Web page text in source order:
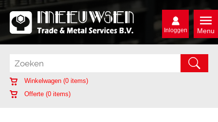
Menu
Inloggen
Winkelwagen (0 items)
Offerte (0 items)